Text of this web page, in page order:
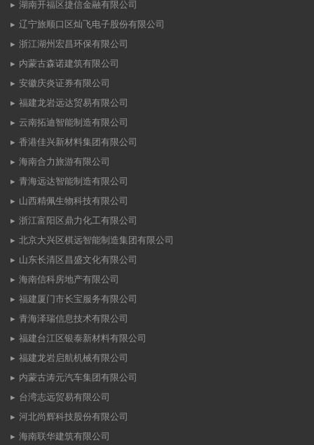
湖南开福区捷信金融有限公司
辽宁旅顺口区灿飞电子股份有限公司
浙江湖州宏昌环保有限公司
内蒙古森诺建筑有限公司
安徽庆炎证券有限公司
福建龙岩远达贸易有限公司
云南拓迪智能制造有限公司
香港佳兴新材料集团有限公司
海南合力旅游有限公司
青海远达智能制造有限公司
山西精佩生物科技有限公司
浙江富阳区鼎力化工有限公司
北京大兴区棋远智能制造集团有限公司
山东长清区昌盛文化有限公司
海南信科房地产有限公司
福建厦门市长宝服务有限公司
青海泽瑞信息技术有限公司
福建台江区银泰新材料有限公司
福建龙岩启航机械有限公司
内蒙古涛元汽车集团有限公司
台湾志远贸易有限公司
河北尚辉科技股份有限公司
海南联华建筑有限公司